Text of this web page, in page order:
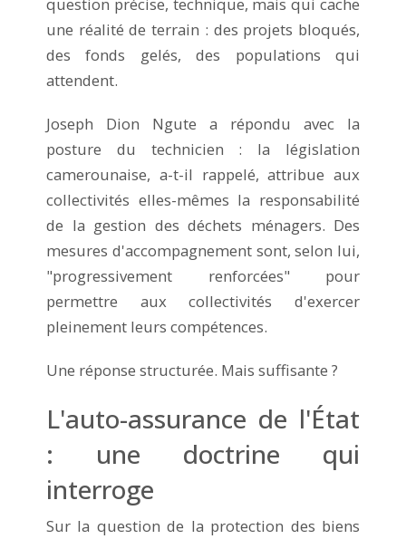
une réalité de terrain : des projets bloqués,
des fonds gelés, des populations qui
attendent.
Joseph Dion Ngute a répondu avec la
posture du technicien : la législation
camerounaise, a-t-il rappelé, attribue aux
collectivités elles-mêmes la responsabilité
de la gestion des déchets ménagers. Des
mesures d'accompagnement sont, selon lui,
"progressivement renforcées" pour
permettre aux collectivités d'exercer
pleinement leurs compétences.
Une réponse structurée. Mais suffisante ?
L'auto-assurance de l'État
: une doctrine qui
interroge
Sur la question de la protection des biens